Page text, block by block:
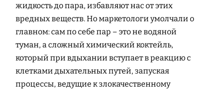
жидкость до пара, избавляют нас от этих
вредных веществ. Но маркетологи умолчали о
главном: сам по себе пар – это не водяной
туман, а сложный химический коктейль,
который при вдыхании вступает в реакцию с
клетками дыхательных путей, запуская
процессы, ведущие к злокачественному